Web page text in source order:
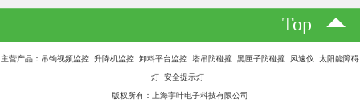
Top
主营产品：吊钩视频监控 升降机监控 卸料平台监控 塔吊防碰撞 黑匣子防碰撞 风速仪 太阳能障碍
灯 安全提示灯
版权所有：上海宇叶电子科技有限公司